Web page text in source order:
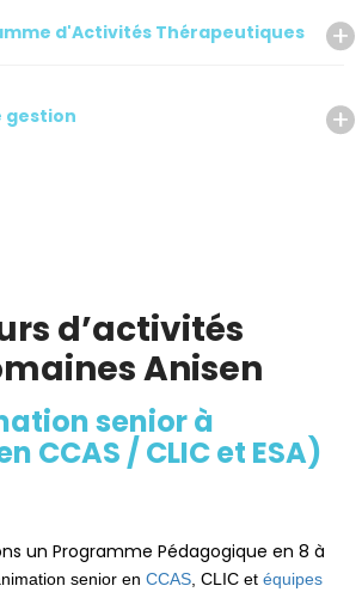
d'Activités Thérapeutiques
gestion
d’activités
Anisen
senior à
CCAS / CLIC et ESA)
un Programme Pédagogique en 8 à
senior en CCAS , CLIC et équipes